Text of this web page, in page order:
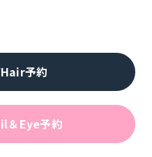
予約
＆Eye予約